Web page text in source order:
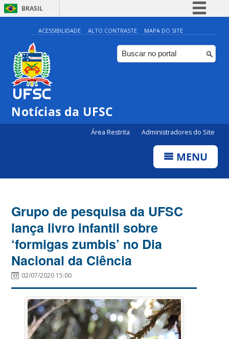
BRASIL
Simplifique!
Comunica BR
Participe
ACESSIBILIDADE ALTO CONTRASTE MAPA DO SITE
Notícias da UFSC
Área Restrita Administradores do Site
MENU
Grupo de pesquisa da UFSC
lança livro infantil sobre
‘formigas zumbis’ no Dia
Nacional da Ciência
02/07/2020 15:00